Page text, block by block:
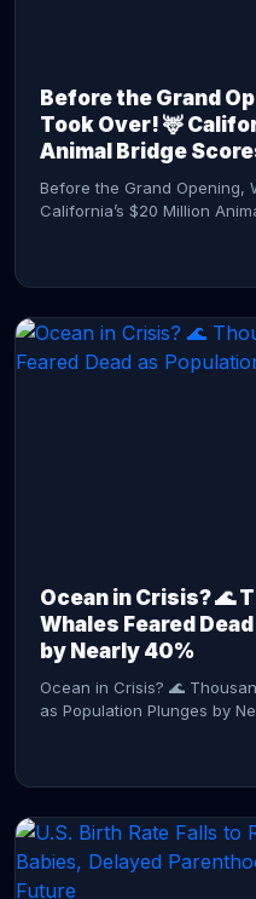
Before the Grand
Took Over! 🦌
Animal Bridge
Before the Grand Opening,
California’s $20 Million
Ocean in Crisis? 🌊
Whales Feared
by Nearly 40%
Ocean in Crisis? 🌊
as Population Plunges by